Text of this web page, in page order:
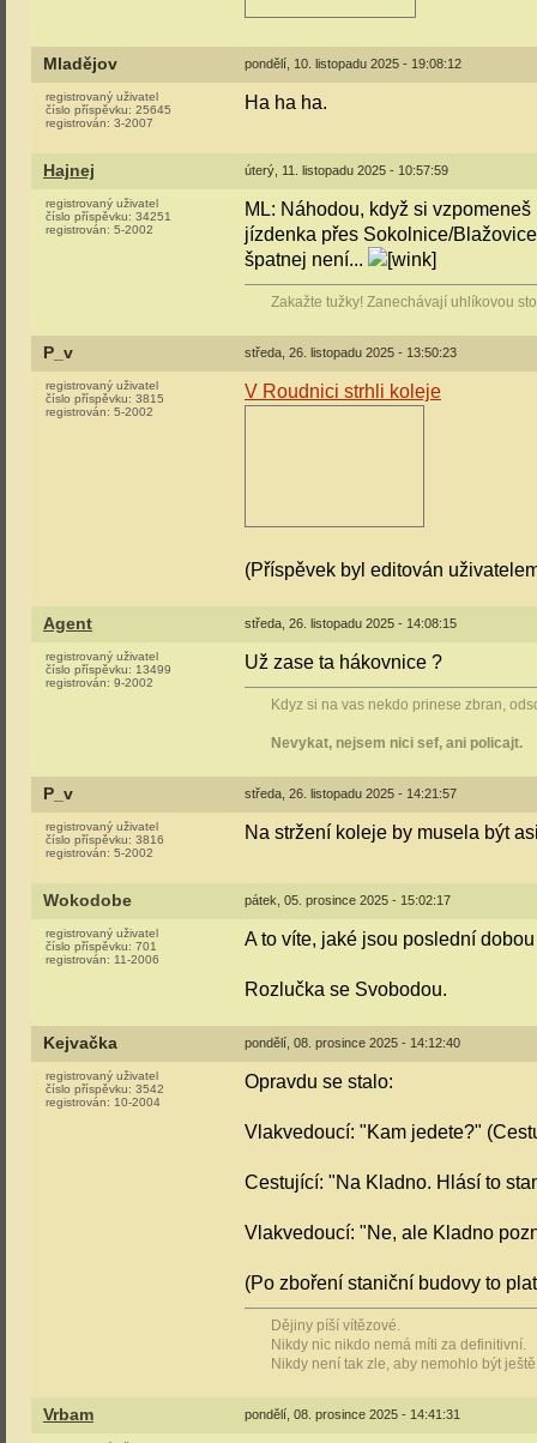
Mladějov pondělí, 10. listopadu 2025 - 19:08:12
registrovaný uživatel
číslo příspěvku: 25645
registrován: 3-2007
Ha ha ha.
Hajnej úterý, 11. listopadu 2025 - 10:57:59
registrovaný uživatel
číslo příspěvku: 34251
registrován: 5-2002
ML: Náhodou, když si
jízdenka přes Sokolnice/
špatnej není...
Zakažte tužky! Zanechávají uhlíkovou
P_v středa, 26. listopadu 2025 - 13:50:23
registrovaný uživatel
číslo příspěvku: 3815
registrován: 5-2002
V Roudnici strhli koleje
(Příspěvek byl editován
Agent středa, 26. listopadu 2025 - 14:08:15
registrovaný uživatel
číslo příspěvku: 13499
registrován: 9-2002
Už zase ta hákovnice ?
Kdyz si na vas nekdo prinese zbran,
Nevykat, nejsem nici sef, ani policajt.
P_v středa, 26. listopadu 2025 - 14:21:57
registrovaný uživatel
číslo příspěvku: 3816
registrován: 5-2002
Na stržení koleje by musela být
Wokodobe pátek, 05. prosince 2025 - 15:02:17
registrovaný uživatel
číslo příspěvku: 701
registrován: 11-2006
A to víte, jaké jsou poslední
Rozlučka se Svobodou.
Kejvačka pondělí, 08. prosince 2025 - 14:12:40
registrovaný uživatel
číslo příspěvku: 3542
registrován: 10-2004
Opravdu se stalo:
Vlakvedoucí: "Kam jedete?"
Cestující: "Na Kladno. Hlásí to
Vlakvedoucí: "Ne, ale Kladno
(Po zboření staniční budovy to
Dějiny píší vítězové.
Nikdy nic nikdo nemá míti za definitivní.
Nikdy není tak zle, aby nemohlo být
Vrbam pondělí, 08. prosince 2025 - 14:41:31